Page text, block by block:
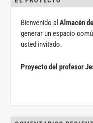
Bienvenido alAlmacén
generar un espacio
usted invitado.
Proyecto del profesor